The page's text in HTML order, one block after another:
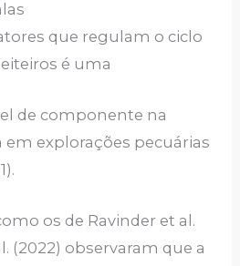
que regulam o ciclo
é uma
de componente na
explorações pecuárias
os de Ravinder et al.
(2022) observaram que a